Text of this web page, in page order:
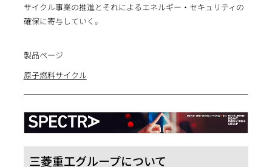
サイクル事業の推進とそれによるエネルギー・セキュリティの
確保に寄与していく。
製品ページ
原子燃料サイクル
三菱重工グループについて